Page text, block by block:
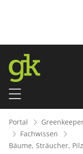
Portal
Fachwissen
Bäume, Sträucher,